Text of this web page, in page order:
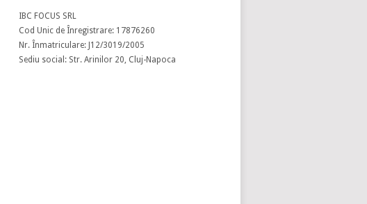
IBC FOCUS SRL
Cod Unic de Înregistrare: 17876260
Nr. Înmatriculare: J12/3019/2005
Sediu social: Str. Arinilor 20, Cluj-Napoca